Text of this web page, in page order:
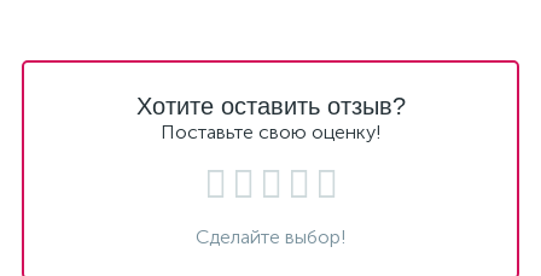
Хотите оставить отзыв?
Поставьте свою оценку!
Сделайте выбор!